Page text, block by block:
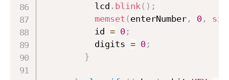
          lcd
. blink ( ) ;
memset ( enterNumber, 0,
          id
= 0;
          digits
= 0;
}